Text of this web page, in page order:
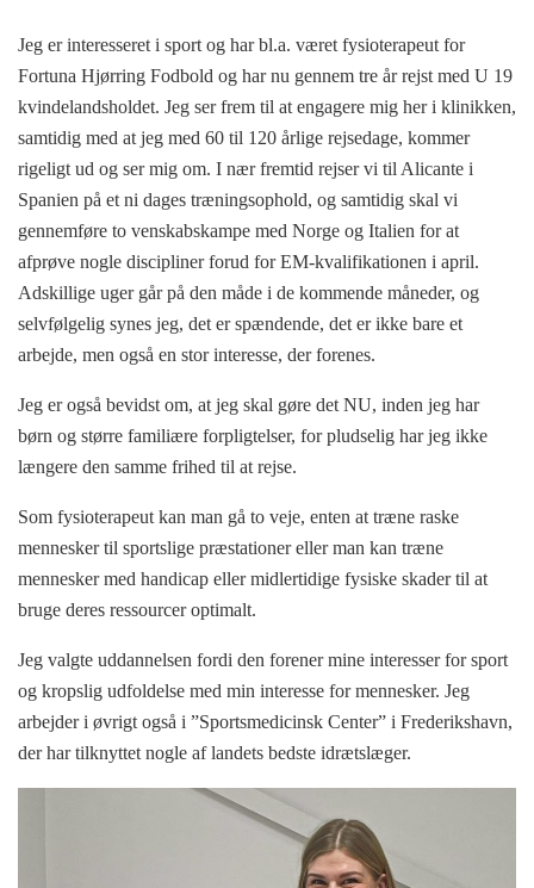
Jeg er interesseret i sport og har bl.a. været fysioterapeut for
Fortuna Hjørring Fodbold og har nu gennem tre år rejst med U 19
kvindelandsholdet. Jeg ser frem til at engagere mig her i klinikken,
samtidig med at jeg med 60 til 120 årlige rejsedage, kommer
rigeligt ud og ser mig om. I nær fremtid rejser vi til Alicante i
Spanien på et ni dages træningsophold, og samtidig skal vi
gennemføre to venskabskampe med Norge og Italien for at
afprøve nogle discipliner forud for EM-kvalifikationen i april.
Adskillige uger går på den måde i de kommende måneder, og
selvfølgelig synes jeg, det er spændende, det er ikke bare et
arbejde, men også en stor interesse, der forenes.
Jeg er også bevidst om, at jeg skal gøre det NU, inden jeg har
børn og større familiære forpligtelser, for pludselig har jeg ikke
længere den samme frihed til at rejse.
Som fysioterapeut kan man gå to veje, enten at træne raske
mennesker til sportslige præstationer eller man kan træne
mennesker med handicap eller midlertidige fysiske skader til at
bruge deres ressourcer optimalt.
Jeg valgte uddannelsen fordi den forener mine interesser for sport
og kropslig udfoldelse med min interesse for mennesker. Jeg
arbejder i øvrigt også i ”Sportsmedicinsk Center” i Frederikshavn,
der har tilknyttet nogle af landets bedste idrætslæger.